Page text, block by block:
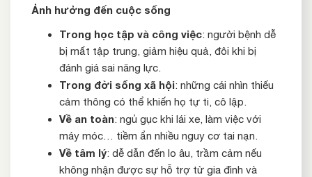
Ảnh hưởng đến cuộc sống
Trong học tập và công việc: người bệnh dễ
bị mất tập trung, giảm hiệu quả, đôi khi bị
đánh giá sai năng lực.
Trong đời sống xã hội: những cái nhìn thiếu
cảm thông có thể khiến họ tự ti, cô lập.
Về an toàn: ngủ gục khi lái xe, làm việc với
máy móc… tiềm ẩn nhiều nguy cơ tai nạn.
Về tâm lý: dễ dẫn đến lo âu, trầm cảm nếu
không nhận được sự hỗ trợ từ gia đình và